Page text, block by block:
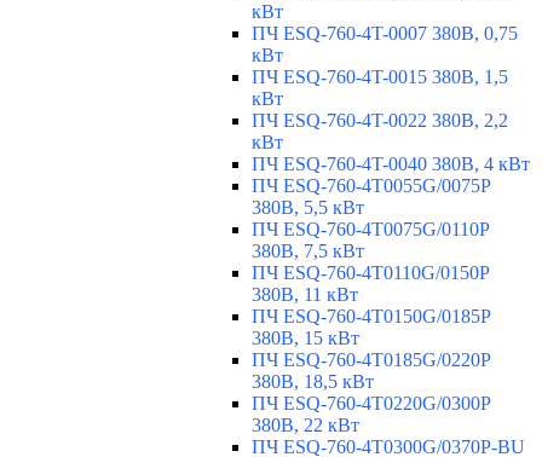
кВт
ПЧ ESQ-760-4T-0007 380В, 0,75
кВт
ПЧ ESQ-760-4T-0015 380В, 1,5
кВт
ПЧ ESQ-760-4T-0022 380В, 2,2
кВт
ПЧ ESQ-760-4T-0040 380В, 4 кВт
ПЧ ESQ-760-4T0055G/0075P
380В, 5,5 кВт
ПЧ ESQ-760-4T0075G/0110P
380В, 7,5 кВт
ПЧ ESQ-760-4T0110G/0150P
380В, 11 кВт
ПЧ ESQ-760-4T0150G/0185P
380В, 15 кВт
ПЧ ESQ-760-4T0185G/0220P
380В, 18,5 кВт
ПЧ ESQ-760-4T0220G/0300P
380В, 22 кВт
ПЧ ESQ-760-4T0300G/0370P-BU